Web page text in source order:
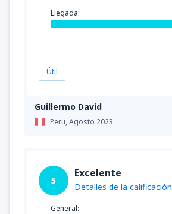
Guillermo David
Peru,Agosto 2023
Llegada:
Útil
5
Excelente
Detalles de la calificación
General: